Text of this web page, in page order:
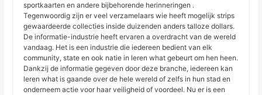
sportkaarten en andere bijbehorende herinneringen .
Tegenwoordig zijn er veel verzamelaars wie heeft mogelijk strips
gewaardeerde collecties inside duizenden anders talloze dollars.
De informatie-industrie heeft ervaren a overdracht van de wereld
vandaag. Het is een industrie die iedereen bedient van elk
community, state en ook natie in leren what gebeurt om hen heen.
Dankzij de informatie gegeven door deze branche, iedereen kan
leren what is gaande over de hele wereld of zelfs in hun stad en
onderneem actie voor haar veiligheid of voordeel. Nu er is een